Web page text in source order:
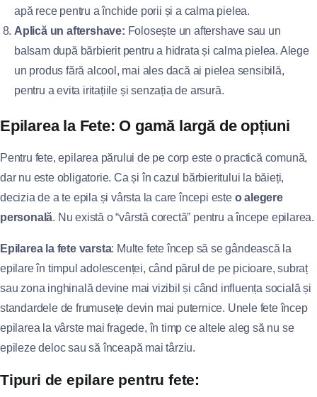
apă rece pentru a închide porii și a calma pielea.
Aplică un aftershave: Folosește un aftershave sau un
balsam după bărbierit pentru a hidrata și calma pielea. Alege
un produs fără alcool, mai ales dacă ai pielea sensibilă,
pentru a evita iritațiile și senzația de arsură.
Epilarea la Fete: O gamă largă de opțiuni
Pentru fete, epilarea părului de pe corp este o practică comună,
dar nu este obligatorie. Ca și în cazul bărbieritului la băieți,
decizia de a te epila și vârsta la care începi este o alegere
personală. Nu există o “vârstă corectă” pentru a începe epilarea.
Epilarea la fete varsta: Multe fete încep să se gândească la
epilare în timpul adolescenței, când părul de pe picioare, subraț
sau zona inghinală devine mai vizibil și când influența socială și
standardele de frumusețe devin mai puternice. Unele fete încep
epilarea la vârste mai fragede, în timp ce altele aleg să nu se
epileze deloc sau să înceapă mai târziu.
Tipuri de epilare pentru fete: